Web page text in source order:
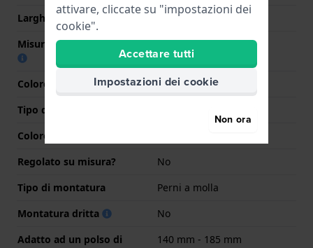
Larghezza tra Anse
13 mm
Misura cinturino alla fibbia
12 mm
Colore cinturino
Oro
Tipo di chiusura
Colore Chiusura
Regolato su misura?
No
Tipo di montatura
Perni a molla
Montatura dritta
No
Adatto ad un polso di
140 mm - 185 mm
attivare, cliccate su "impostazioni dei
cookie".
Accettare tutti
Impostazioni dei cookie
Non ora